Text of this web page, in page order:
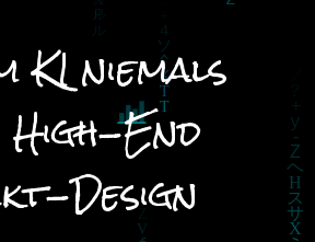
KI niemals
End
Design